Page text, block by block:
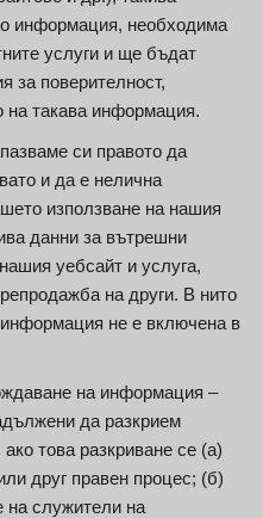
информация, необходима
услуги и ще бъдат
за поверителност,
на такава информация.
си правото да
и да е нелична
използване на нашия
данни за вътрешни
уебсайт и услуга,
на други. В нито
не е включена в
на информация –
да разкрием
това разкриване се (a)
друг правен процес; (б)
на служители на